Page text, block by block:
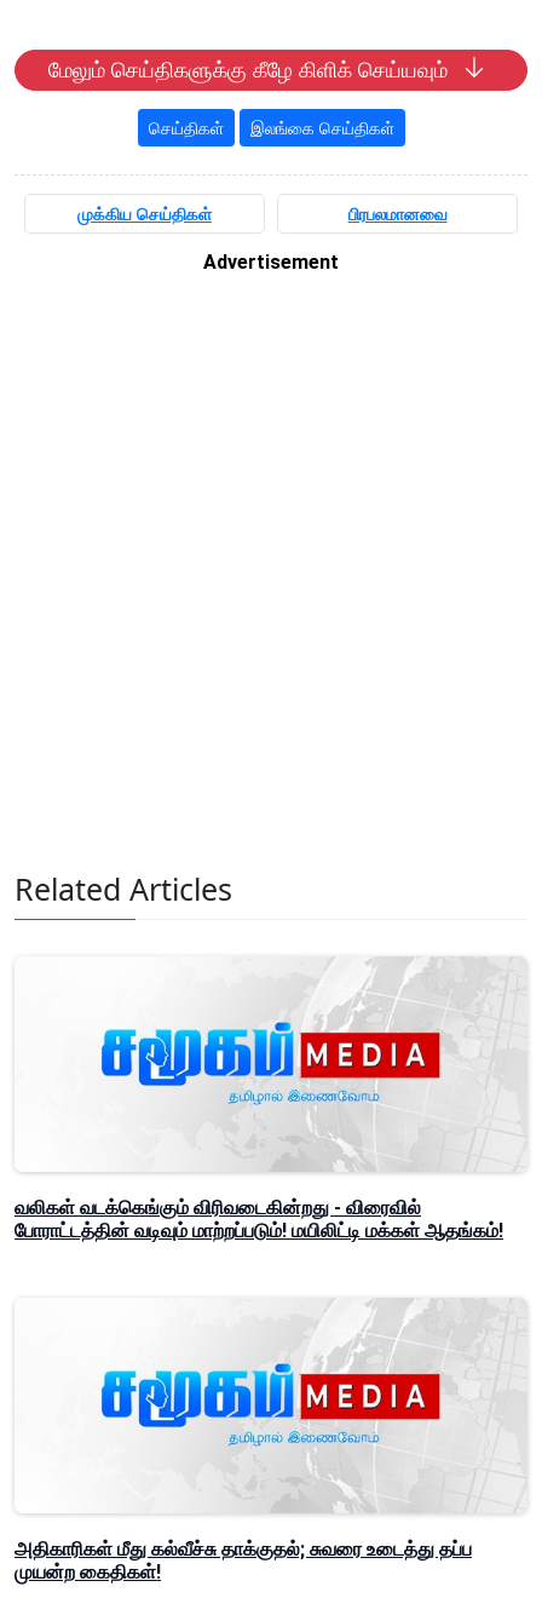
மேலும் செய்திகளுக்கு கீழே கிளிக் செய்யவும்
செய்திகள் இலங்கை செய்திகள்
முக்கிய செய்திகள் பிரபலமானவை
Advertisement
Related Articles
வலிகள் வடக்கெங்கும் விரிவடைகின்றது - விரைவில்
போராட்டத்தின் வடிவும் மாற்றப்படும்! மயிலிட்டி மக்கள் ஆதங்கம்!
அதிகாரிகள் மீது கல்வீச்சு தாக்குதல்; சுவரை உடைத்து தப்ப
முயன்ற கைதிகள்!